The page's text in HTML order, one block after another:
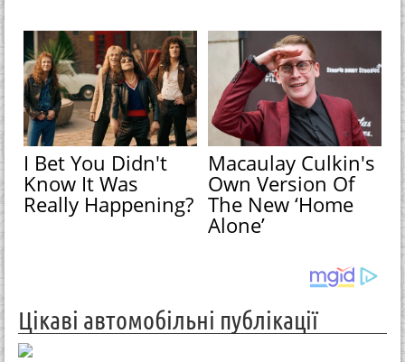
I Bet You Didn't
Know It Was
Really Happening?
Macaulay Culkin's
Own Version Of
The New ‘Home
Alone’
Цікаві автомобільні публікації